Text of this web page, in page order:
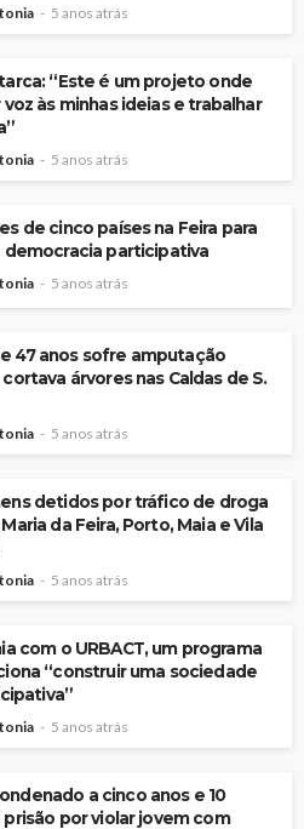
5 anos atrás
“Este é um projeto onde
às minhas ideias e trabalhar
5 anos atrás
de cinco países na Feira para
democracia participativa
5 anos atrás
47 anos sofre amputação
árvores nas Caldas de S.
5 anos atrás
detidos por tráfico de droga
da Feira, Porto, Maia e Vila
5 anos atrás
com o URBACT, um programa
“construir uma sociedade
5 anos atrás
a cinco anos e 10
prisão por violar jovem com